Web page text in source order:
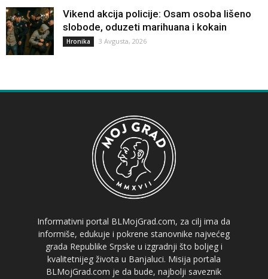
Vikend akcija policije: Osam osoba lišeno
slobode, oduzeti marihuana i kokain
Hronika 3 Avgusta, 2026
Informativni portal BLMojGrad.com, za cilj ima da
informiše, edukuje i pokrene stanovnike najvećeg
grada Republike Srpske u izgradnji što boljeg i
kvalitetnijeg života u Banjaluci. Misija portala
BLMojGrad.com je da bude, najbolji saveznik